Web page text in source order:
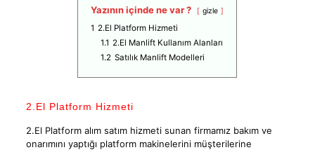
Yazının içinde ne var ? gizle
1 2.El Platform Hizmeti
1.1 2.El Manlift Kullanım Alanları
1.2 Satılık Manlift Modelleri
2.El Platform Hizmeti
2.El Platform alım satım hizmeti sunan firmamız bakım ve
onarımını yaptığı platform makinelerini müşterilerine